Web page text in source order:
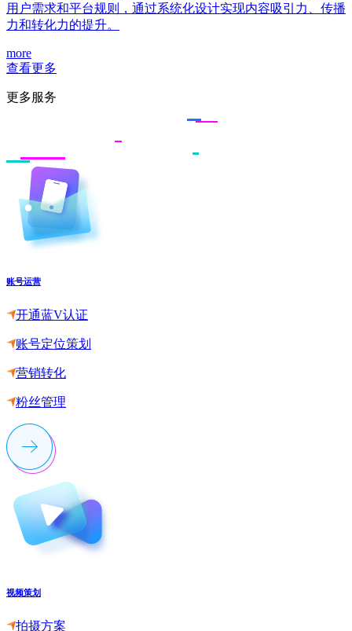
用户需求和平台规则，通过系统化设计实现内容吸引力、传播
力和转化力的提升。
more
查看更多
更多服务
账号运营
开通蓝V认证
账号定位策划
营销转化
粉丝管理
视频策划
拍摄方案